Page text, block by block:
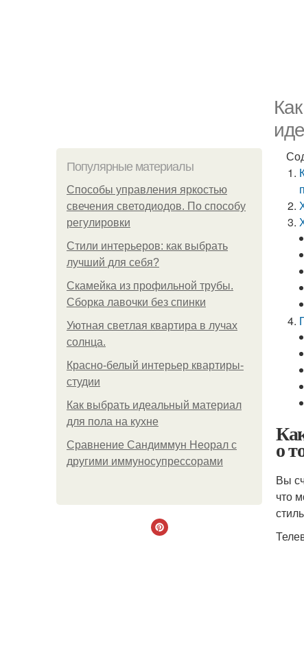
Популярные материалы
Способы управления яркостью
свечения светодиодов. По способу
регулировки
Стили интерьеров: как выбрать
лучший для себя?
Скамейка из профильной трубы.
Сборка лавочки без спинки
Уютная светлая квартира в лучах
солнца.
Красно-белый интерьер квартиры-
студии
Как выбрать идеальный материал
для пола на кухне
Сравнение Сандиммун Неорал с
другими иммуносупрессорами
о
Вы
что